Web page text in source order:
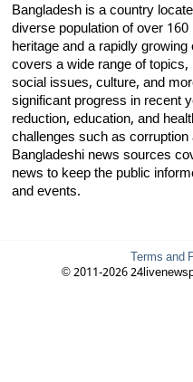
Bangladesh is a country
diverse population of over
heritage and a rapidly
covers a wide range of
social issues, culture, and
significant progress in recent
reduction, education, and
challenges such as
Bangladeshi news sources
news to keep the public
and events.
Terms and
© 2011-2026